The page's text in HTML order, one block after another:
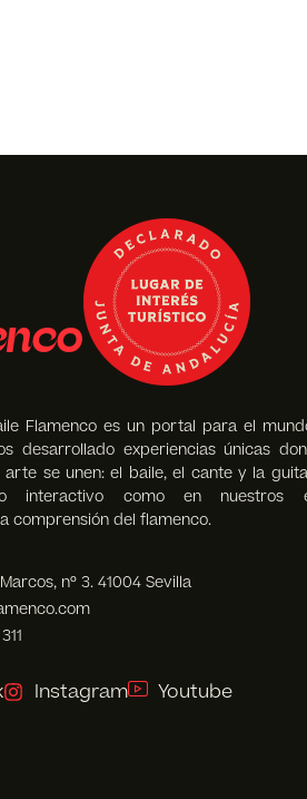
Flamenco es un portal para el
desarrollado experiencias únicas
se unen: el baile, el cante y la
interactivo como en nuestros
comprensión del flamenco.
nº 3. 41004 Sevilla
Instagram Youtube